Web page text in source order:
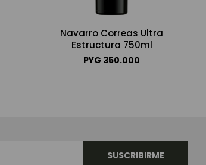
Navarro Correas Ultra
Estructura 750ml
PYG 350.000
SUSCRIBIRME